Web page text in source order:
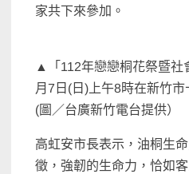
家共下來參加。
▲「112年戀戀桐花祭暨社
月7日(日)上午8時在新竹市
(圖／台廣新竹電台提供）
高虹安市長表示，油桐生
徵，強韌的生命力，恰如